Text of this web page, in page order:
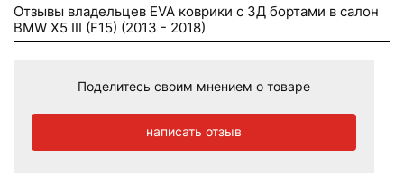
Отзывы владельцев EVA коврики c 3Д бортами в салон
BMW X5 III (F15) (2013 - 2018)
Поделитесь своим мнением о товаре
написать отзыв